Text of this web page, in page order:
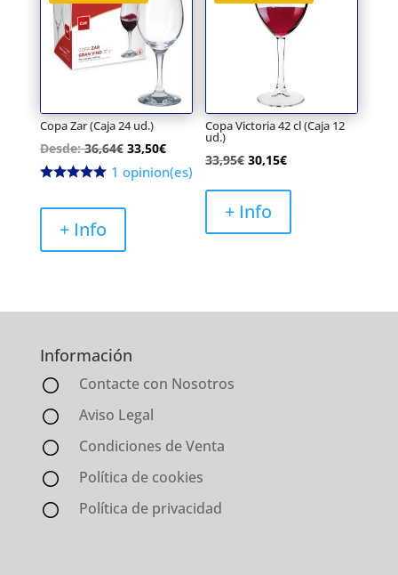
Copa Zar (Caja 24 ud.)
Desde:36,64€ 33,50€
1 opinion(es)
+ Info
Copa Victoria 42 cl (Caja 12
ud.)
33,95€ El
original
era:
30,15€El
es:
+ Info
Información
Contacte con Nosotros
Aviso Legal
Condiciones de Venta
Política de cookies
Política de privacidad